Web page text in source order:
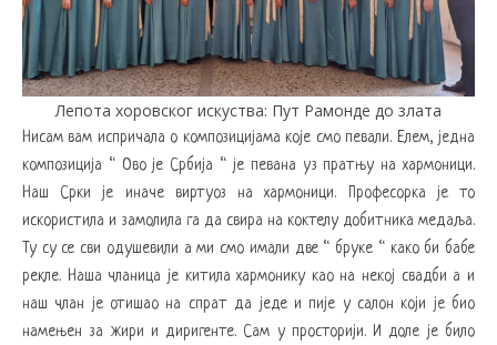
Лепота хоровског искуства: Пут Рамонде до злата
Нисам вам испричала о композицијама које смо певали. Елем, једна
композиција “ Ово је Србија “ је певана уз пратњу на хармоници.
Наш Срки је иначе виртуоз на хармоници. Професорка је то
искористила и замолила га да свира на коктелу добитника медаља.
Ту су се сви одушевили а ми смо имали две “ бруке “ како би бабе
рекле. Наша чланица је китила хармонику као на некој свадби а и
наш члан је отишао на спрат да једе и пије у салон који је био
намењен за жири и диригенте. Сам у просторији. И доле је било